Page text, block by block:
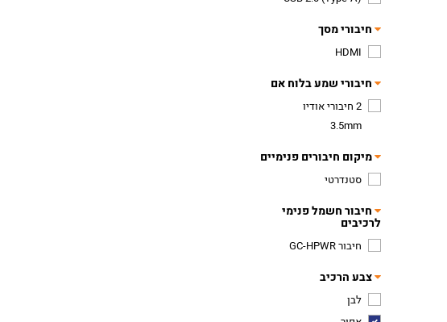
חיבורי מסך
HDMI
חיבורי שמע בלוח אם
2 חיבורי אודיו
3.5mm
מיקום חיבורים פנימיים
סטנדרטי
חיבור חשמל פנימי
לרכיבים
חיבור GC-HPWR
צבע הרכיב
לבן